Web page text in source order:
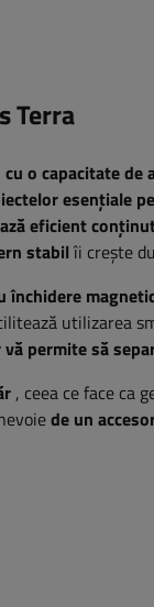
Terra
cu o capacitate
esențiale
eficient
stabilîi crește
închidere
utilizarea
permite să
, ceea ce face ca
de un